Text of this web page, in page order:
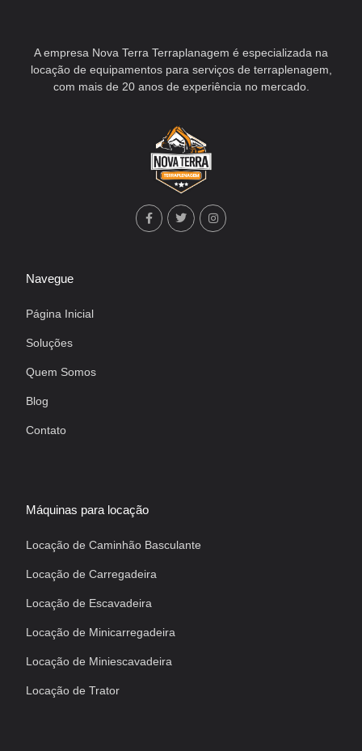
A empresa Nova Terra Terraplanagem é especializada na
locação de equipamentos para serviços de terraplenagem,
com mais de 20 anos de experiência no mercado.
Navegue
Página Inicial
Soluções
Quem Somos
Blog
Contato
Máquinas para locação
Locação de Caminhão Basculante
Locação de Carregadeira
Locação de Escavadeira
Locação de Minicarregadeira
Locação de Miniescavadeira
Locação de Trator